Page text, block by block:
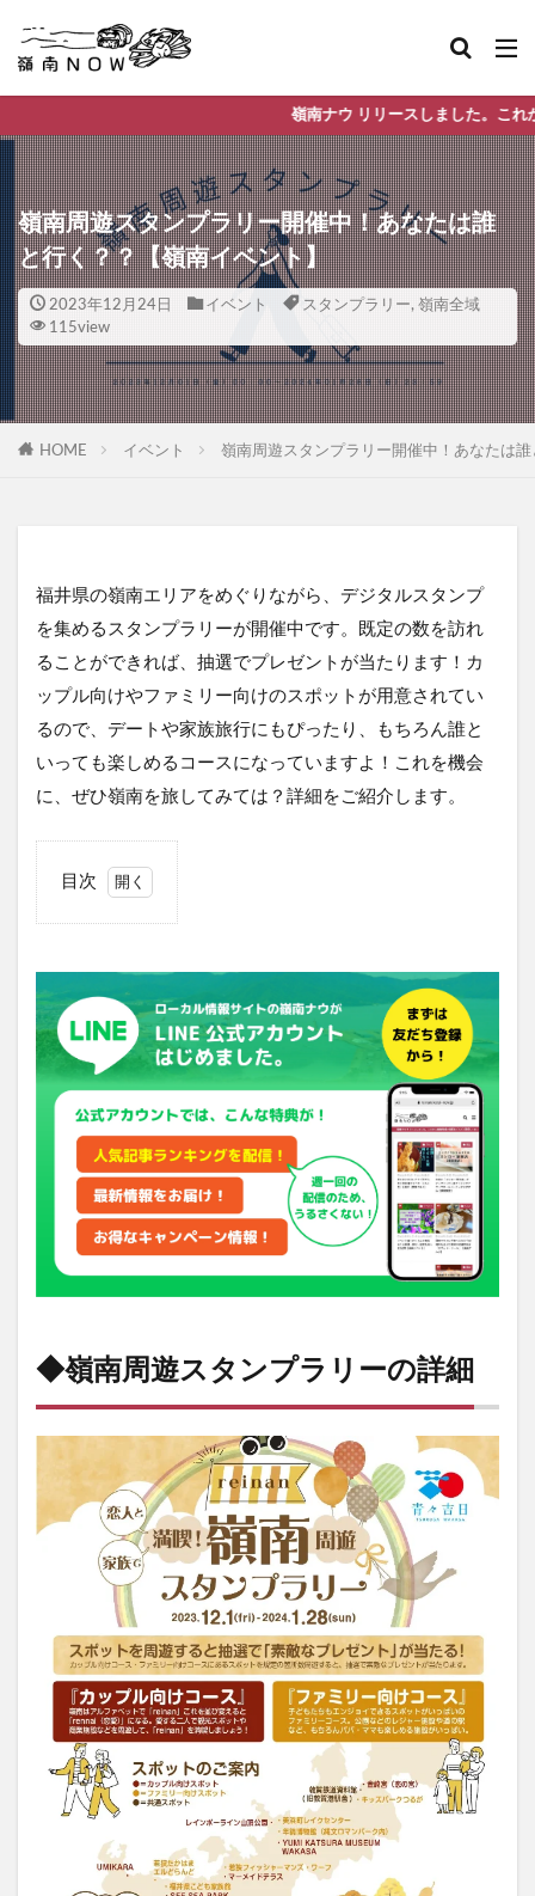
嶺南ナウ リリースしました。これから嶺南地域の情報
嶺南周遊スタンプラリー開催中！あなたは誰
と行く？？【嶺南イベント】
2023年12月24日 イベント スタンプラリー, 嶺南全域
115view
HOME イベント 嶺南周遊スタンプラリー開催中！あなたは
福井県の嶺南エリアをめぐりながら、デジタルスタンプ
を集めるスタンプラリーが開催中です。既定の数を訪れ
ることができれば、抽選でプレゼントが当たります！カ
ップル向けやファミリー向けのスポットが用意されてい
るので、デートや家族旅行にもぴったり、もちろん誰と
いっても楽しめるコースになっていますよ！これを機会
に、ぜひ嶺南を旅してみては？詳細をご紹介します。
目次
周
ス
タ
ン
1.1
◆
ラリー開
時
2023
年12
月01
（金）
00～
2024
年01
月28
日
（日）
23：
59
1.3
◆嶺
南周
遊ス
◆嶺南周遊スタンプラリーの詳細